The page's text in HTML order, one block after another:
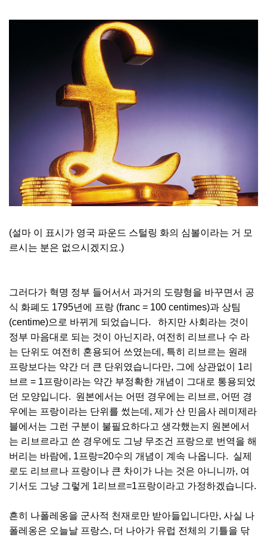
(설마 이 표시가 영국 파운드 스털링 화의 심볼이라는 거 모
르시는 분은 없으시겠지요.)
그러다가 혁명 정부 들어서서 과거의 도량형을 바꾸면서 공
식 화폐도 1795년에 프랑 (franc = 100 centimes)과 상팀
(centime)으로 바뀌게 되었습니다. 하지만 사회라는 것이
정부 마음대로 되는 것이 아닌지라, 여전히 리브르나 수 라
는 단위도 여전히 혼용되어 쓰였는데, 특히 리브르는 원래
프랑보다는 약간 더 큰 단위였습니다만, 그에 상관없이 1리
브르 = 1프랑이라는 약간 부정확한 개념이 그대로 통용되었
던 모양입니다. 원본에서는 어떤 경우에는 리브르, 어떤 경
우에는 프랑이라는 단위를 썼는데, 제가 산 민음사 레미제라
블에서는 그런 구분이 불필요하다고 생각했는지 원본에서
는 리브르라고 쓴 경우에도 그냥 무조건 프랑으로 번역을 해
버리는 바람에, 1프랑=20수의 개념이 계속 나옵니다. 실제
로도 리브르나 프랑이나 큰 차이가 나는 것은 아니니까, 여
기서도 그냥 그렇게 1리브르=1프랑이라고 가정하겠습니다.
흔히 나폴레옹을 군사적 천재로만 받아들입니다만, 사실 나
폴레옹은 오늘날 프랑스, 더 나아가 유럽 전체의 기틀을 닦